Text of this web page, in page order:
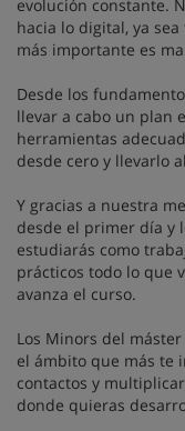
evolución constante.
hacia lo digital, ya
más importante es
Desde los
llevar a cabo un plan
herramientas
desde cero y llevarlo
Y gracias a nuestra
desde el primer día y
estudiarás como
prácticos todo lo que
avanza el curso.
Los Minors del
el ámbito que más te
contactos y
donde quieras